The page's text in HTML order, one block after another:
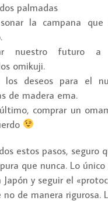
palmadas
la campana
nuestro futuro
omikuji.
los deseos para el
de madera ema.
comprar un
estos pasos, seguro
que nunca. Lo
Japón y seguir el
no de manera rigurosa.